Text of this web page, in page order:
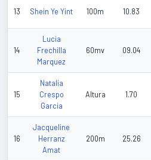
13 Shein Ye Yint 100m 10.83
14
Lucia
Frechilla
Marquez
60mv 09.04
15
Natalia
Crespo
Garcia
Altura 1.70
16
Jacqueline
Herranz
Amat
200m 25.26